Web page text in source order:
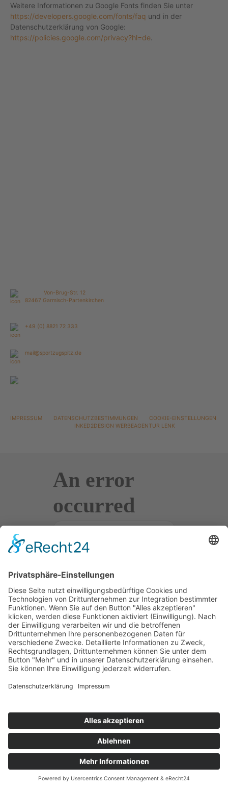
Weitere Informationen zu Google Fonts finden Sie unter
https://developers.google.com/fonts/faq und in der
Datenschutzerklärung von Google:
https://policies.google.com/privacy?hl=de.
Von-Brug-Str. 12
82467 Garmisch-Partenkirchen
+49 (0) 8821 72 333
mail@sportzugspitz.de
IMPRESSUM DATENSCHUTZBESTIMMUNGEN
COOKIE-EINSTELLUNGEN
INKED2DESIGN WERBEAGENTUR LENK
An error
occurred
occurred
while
executing
this script.
Something
does not
work
properly.
Open the
current log
file in the
directory
and find the